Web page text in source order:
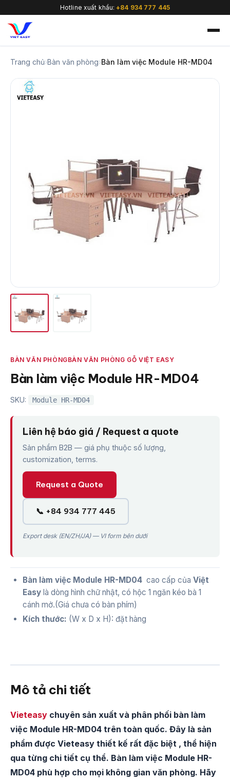
Hotline xuất khẩu:+84 934 777 445
Trang chủ›Bàn văn phòng›Bàn làm việc Module HR-MD04
BÀN VĂN PHÒNGBÀN VĂN PHÒNG GỖ VIỆT EASY
Bàn làm việc Module HR-MD04
SKU: Module HR-MD04
Liên hệ báo giá / Request a quote
Sản phẩm B2B — giá phụ thuộc số lượng,
customization, terms.
Request a Quote
📞 +84 934 777 445
Export desk (EN/ZH/JA) — VI form bên dưới
Bàn làm việc Module HR-MD04 cao cấp của Việt
Easy là dòng hình chữ nhật, có hộc 1 ngăn kéo bà 1
cánh mở.(Giá chưa có bàn phím)
Kích thước: (W x D x H): đặt hàng
Mô tả chi tiết
Vieteasy chuyên sản xuất và phân phối bàn làm
việc Module HR-MD04 trên toàn quốc. Đây là sản
phẩm được Vieteasy thiết kế rất đặc biệt , thể hiện
qua từng chi tiết cụ thể. Bàn làm việc Module HR-
MD04 phù hợp cho mọi không gian văn phòng. Hãy